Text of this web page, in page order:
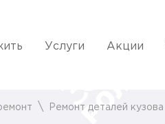
Услуги Акции
Ремонт деталей кузова